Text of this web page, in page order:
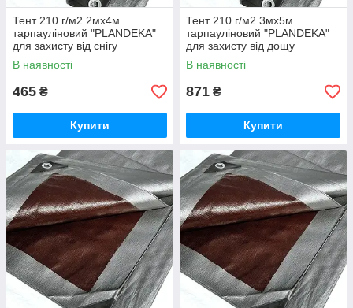
Тент 210 г/м2 2мх4м
тарпауліновий "PLANDEKA"
для захисту від снігу
В наявності
465 ₴
Купити
Тент 210 г/м2 3мх5м
тарпауліновий "PLANDEKA"
для захисту від дощу
В наявності
871 ₴
Купити